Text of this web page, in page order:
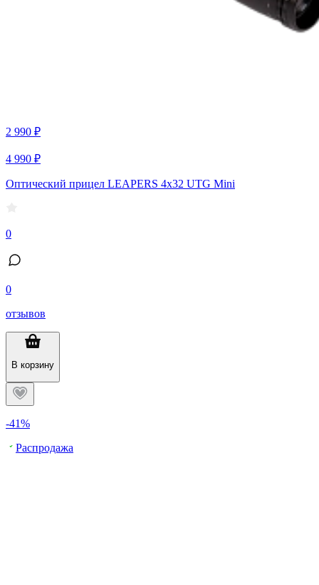
2 990 ₽
4 990 ₽
Оптический прицел LEAPERS 4x32 UTG Mini
0
0
отзывов
В корзину
-41%
Распродажа